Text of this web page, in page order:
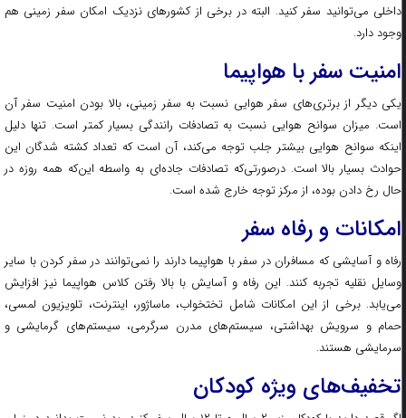
داخلی می‌توانید سفر کنید. البته در برخی از کشورهای نزدیک امکان سفر زمینی هم
وجود دارد.
امنیت سفر با هواپیما
یکی دیگر از برتری‌های سفر هوایی نسبت به سفر زمینی، بالا بودن امنیت سفر آن
است. میزان سوانح هوایی نسبت به تصادفات رانندگی بسیار کمتر است. تنها دلیل
اینکه سوانح هوایی بیشتر جلب توجه می‌کند، آن است که تعداد کشته شدگان این
حوادث بسیار بالا است. درصورتی‌که تصادفات جاده‌ا‌ی به واسطه این‌که همه روزه در
حال رخ دادن بوده، از مرکز توجه خارج شده است.
امکانات و رفاه سفر
رفاه و آسایشی که مسافران در سفر با هواپیما دارند را نمی‌توانند در سفر کردن با سایر
وسایل نقلیه تجربه کنند. این رفاه و آسایش با بالا رفتن کلاس هواپیما نیز افزایش
می‌یابد. برخی از این‌ امکانات شامل تختخواب، ماساژور، اینترنت، تلویزیون لمسی،
حمام و سرویش بهداشتی، سیستم‌های مدرن سرگرمی، سیستم‌های گرمایشی و
سرمایشی هستند.
تخفیف‌های ویژه کودکان